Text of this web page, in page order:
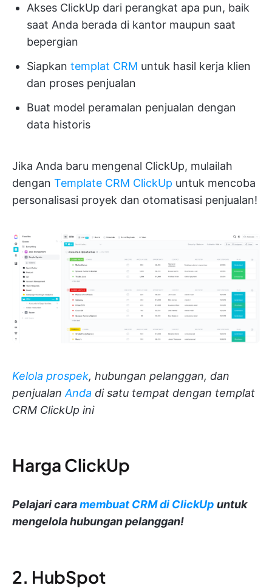
Akses ClickUp dari perangkat apa pun, baik
saat Anda berada di kantor maupun saat
bepergian
Siapkan templat CRM untuk hasil kerja klien
dan proses penjualan
Buat model peramalan penjualan dengan
data historis
Jika Anda baru mengenal ClickUp, mulailah
dengan Template CRM ClickUp untuk mencoba
personalisasi proyek dan otomatisasi penjualan!
Kelola prospek, hubungan pelanggan, dan
penjualan Anda di satu tempat dengan templat
CRM ClickUp ini
Harga ClickUp
Pelajari caramembuat CRM di ClickUp untuk
mengelola hubungan pelanggan!
2. HubSpot